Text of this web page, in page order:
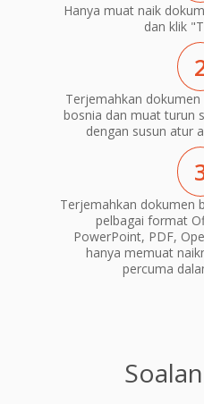
Hanya muat naik
dan klik
Terjemahkan
bosnia dan muat turun
dengan susun atur
Terjemahkan dokumen
pelbagai format
PowerPoint, PDF,
hanya memuat
percuma